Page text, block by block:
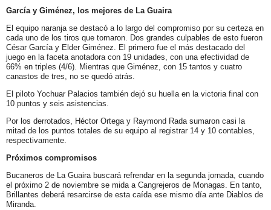
García y Giménez, los mejores de La Guaira
El equipo naranja se destacó a lo largo del compromiso por su certeza en
cada uno de los tiros que tomaron. Dos grandes culpables de esto fueron
César García y Elder Giménez. El primero fue el más destacado del
juego en la faceta anotadora con 19 unidades, con una efectividad de
66% en triples (4/6). Mientras que Giménez, con 15 tantos y cuatro
canastos de tres, no se quedó atrás.
El piloto Yochuar Palacios también dejó su huella en la victoria final con
10 puntos y seis asistencias.
Por los derrotados, Héctor Ortega y Raymond Rada sumaron casi la
mitad de los puntos totales de su equipo al registrar 14 y 10 contables,
respectivamente.
Próximos compromisos
Bucaneros de La Guaira buscará refrendar en la segunda jornada, cuando
el próximo 2 de noviembre se mida a Cangrejeros de Monagas. En tanto,
Brillantes deberá resarcirse de esta caída ese mismo día ante Diablos de
Miranda.